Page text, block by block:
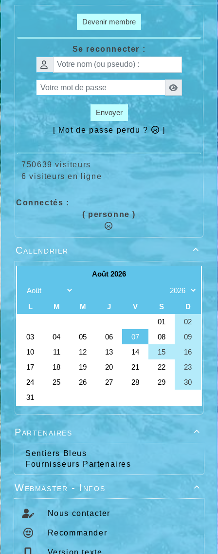
Devenir membre
Se reconnecter :
Envoyer
[ Mot de passe perdu ? ]
750639 visiteurs
6 visiteurs en ligne
Connectés :
( personne )

Calendrier

Partenaires
Sentiers Bleus
Fournisseurs Partenaires

Webmaster - Infos
Nous contacter
Recommander
Version texte